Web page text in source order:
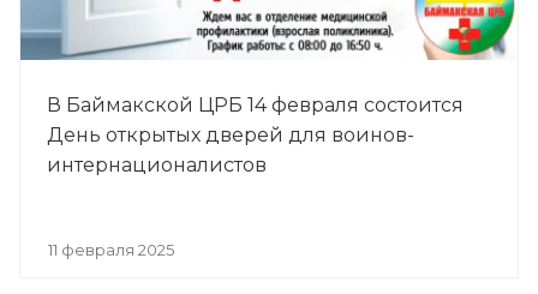
В Баймакской ЦРБ 14 февраля состоится
День открытых дверей для воинов-
интернационалистов
11 февраля 2025